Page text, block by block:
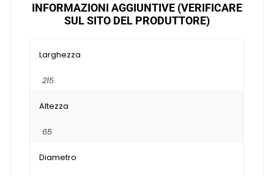
INFORMAZIONI AGGIUNTIVE (VERIFICARE
SUL SITO DEL PRODUTTORE)
Larghezza
215
Altezza
65
Diametro